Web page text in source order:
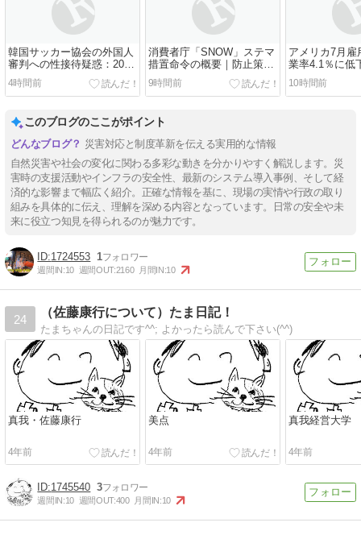
韓国サッカー協会の外国人
審判への性接待疑惑：2016
年文體部監査報告書が明ら
かにした事実関係
4時間前
消費者庁「SNOW」ステマ
措置命令の概要｜防止策と
インフルエンサー広告の適
正表示ガイド
9時間前
アメリカ7月雇
業率4.1％に低
は2.3万人減
10時間前
このブログのここがポイント
災害対応と制度革新を伝える実用的な情報
自然災害や社会の変化に関わる多彩な動きを分かりやすく解説します。災
害時の支援活動やインフラの安全性、最新のシステム導入事例、そして経
済的な影響まで幅広く紹介。正確な情報を基に、現場の実情や行政の取り
組みを具体的に伝え、理解を深める内容となっています。日常の安全や未
来に役立つ知見を得られるのが魅力です。
1724553 1
週間IN:10 週間OUT:2160 月間IN:10
24
（佐藤康行について）たま日記！
たまちゃんの日記です^^; よかったら読んで下さい(^^)
真我・佐藤康行
4年前
美点
4年前
真我経営大学
4年前
1745540 3
週間IN:10 週間OUT:400 月間IN:10